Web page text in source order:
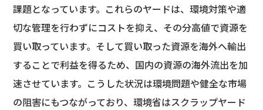
課題となっています。これらのヤードは、環境対策や適
切な管理を行わずにコストを抑え、その分高値で資源を
買い取っています。そして買い取った資源を海外へ輸出
することで利益を得るため、国内の資源の海外流出を加
速させています。こうした状況は環境問題や健全な市場
の阻害にもつながっており、環境省はスクラップヤード